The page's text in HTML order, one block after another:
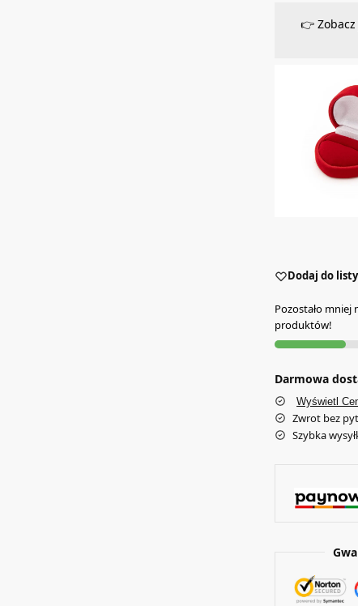
👉
Dodaj do
Pozostało mniej
produktów!
Darmowa
Wyświetl
Zwrot bez
Szybka